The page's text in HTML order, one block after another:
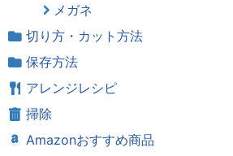
メガネ
切り方・カット方法
保存方法
アレンジレシピ
掃除
Amazonおすすめ商品